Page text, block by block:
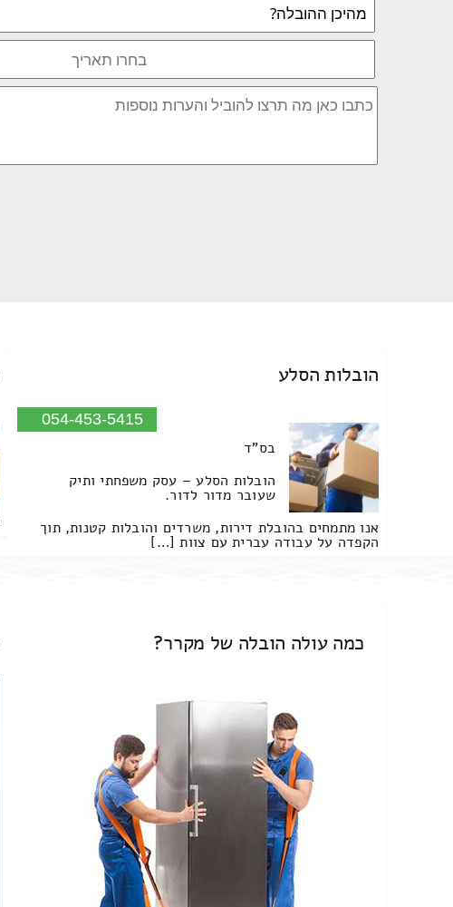
הובלות הסלע
054-453-5415
בס"ד
הובלות הסלע – עסק משפחתי ותיק
שעובר מדור לדור.
אנו מתמחים בהובלת דירות, משרדים והובלות קטנות, תוך
הקפדה על עבודה עברית עם צוות […]
כמה עולה הובלה של מקרר?